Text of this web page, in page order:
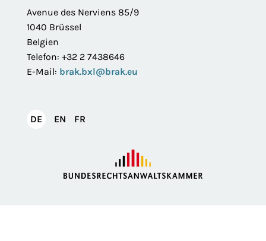
Avenue des Nerviens 85/9
1040 Brüssel
Belgien
Telefon: +32 2 7438646
E-Mail: brak.bxl@brak.eu
DEDeutsch
EN English
FR